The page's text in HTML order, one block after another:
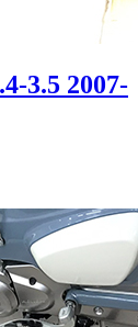
3.5 2007-